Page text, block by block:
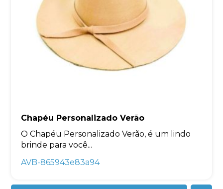
Chapéu Personalizado Verão
O Chapéu Personalizado Verão, é um lindo
brinde para você...
AVB-865943e83a94